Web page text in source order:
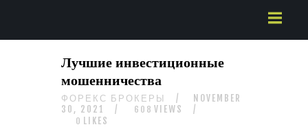
ABOUT US
SERVICES
CONTACTS
Лучшие инвестиционные
мошенничества
ФОРЕКС БРОКЕРЫ
NOVEMBER
30, 2021
608 VIEWS
0 LIKES